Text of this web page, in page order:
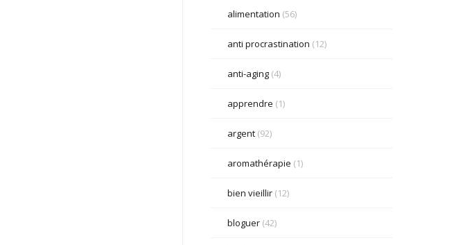
alimentation (56)
anti procrastination (12)
anti-aging(4)
apprendre (1)
argent(92)
aromathérapie (1)
bien vieillir(12)
bloguer(42)